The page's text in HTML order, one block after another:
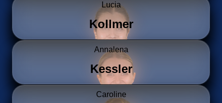
Lucia
Kollmer
Annalena
Kessler
Caroline